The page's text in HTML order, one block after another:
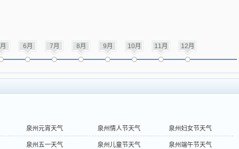
6月 7月 8月 9月 10月 11月 12月
泉州元宵天气 泉州情人节天气 泉州妇女节天气
泉州五一天气 泉州儿童节天气 泉州端午节天气